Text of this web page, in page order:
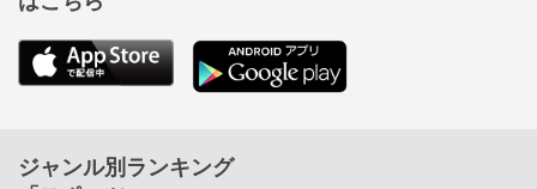
ジャンル別ランキング